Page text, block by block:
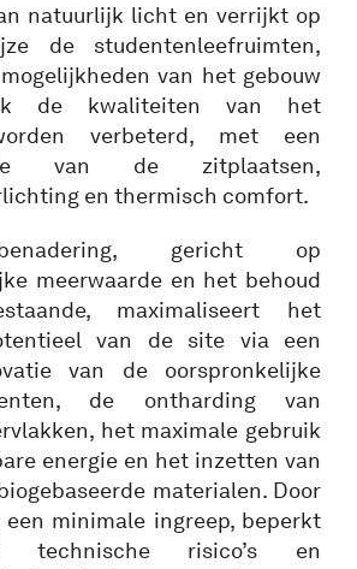
natuurlijk licht en verrijkt op
de studentenleefruimten,
van het gebouw
de kwaliteiten van het
verbeterd, met een
van de zitplaatsen,
en thermisch comfort.
gericht op
meerwaarde en het behoud
maximaliseert het
van de site via een
van de oorspronkelijke
de ontharding van
het maximale gebruik
energie en het inzetten van
materialen. Door
minimale ingreep, beperkt
technische risico’s en